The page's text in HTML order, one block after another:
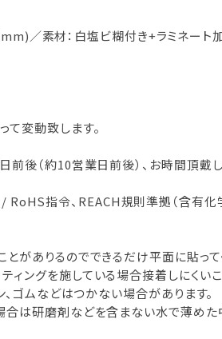
／素材：白塩ビ糊付き+ラミネート加
変動致します。
（約10営業日前後）、お時間頂戴し
指令、REACH規則準拠（含有化
がありるのでできるだけ平面に貼って
ングを施している場合接着しにくいこ
、ゴムなどはつかない場合があります。
合は研磨剤などを含まない水で薄めた